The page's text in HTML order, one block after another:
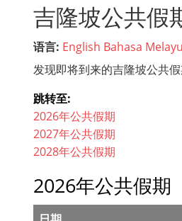
吉隆坡公共假
语言: English Bahasa Melayu
发现即将到来的吉隆坡公共
跳转至:
2026年公共假期
2027年公共假期
2028年公共假期
2026年公共假期